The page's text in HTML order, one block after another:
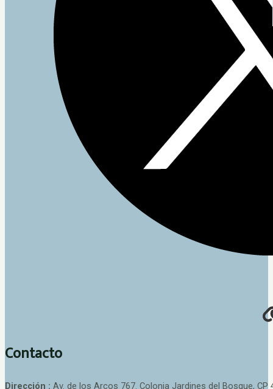
Contacto
Dirección : Av. de los Arcos 767. Colonia Jardines del Bosque, CP